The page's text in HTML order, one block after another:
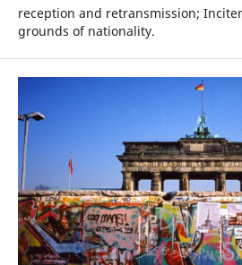
reception and retransmission;
grounds of nationality.